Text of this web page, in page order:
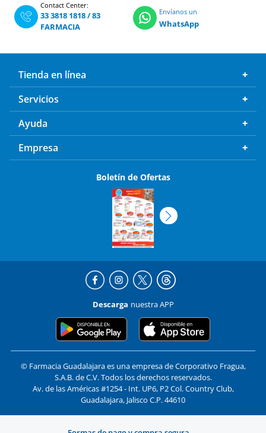
Contact Center:
33 3818 1818/83
FARMACIA
Envíanos un
WhatsApp
Tienda en línea
Servicios
Ayuda
Empresa
Boletín de Ofertas
Descarga nuestra APP
© Farmacia Guadalajara es una empresa de Corporativo Fragua,
S.A.B. de C.V. Todos los derechos reservados.
Av. de las Américas #1254 - Int. UP6, P2 Col. Country Club,
Guadalajara, Jalisco C.P. 44610